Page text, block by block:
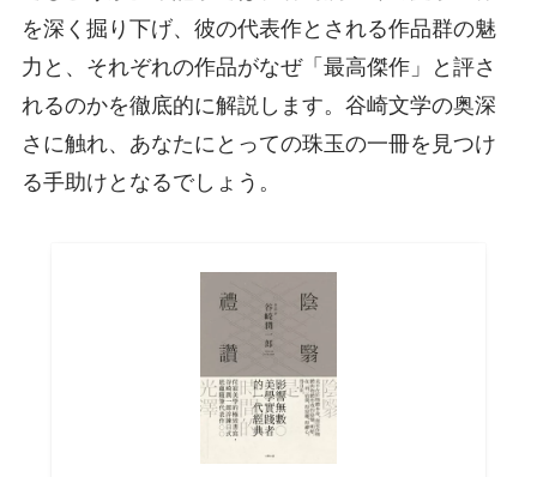
を深く掘り下げ、彼の代表作とされる作品群の魅
力と、それぞれの作品がなぜ「最高傑作」と評さ
れるのかを徹底的に解説します。谷崎文学の奥深
さに触れ、あなたにとっての珠玉の一冊を見つけ
る手助けとなるでしょう。